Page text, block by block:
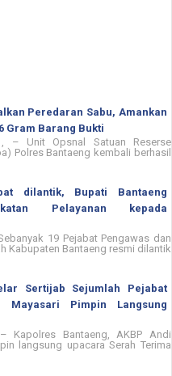
Peredaran Sabu, Amankan
Gram Barang Bukti
– Unit Opsnal Satuan Reserse
Polres Bantaeng kembali berhasil
dilantik, Bupati Bantaeng
Pelayanan kepada
19 Pejabat Pengawas dan
Kabupaten Bantaeng resmi dilantik
Sertijab Sejumlah Pejabat
Mayasari Pimpin Langsung
Kapolres Bantaeng, AKBP Andi
langsung upacara Serah Terima